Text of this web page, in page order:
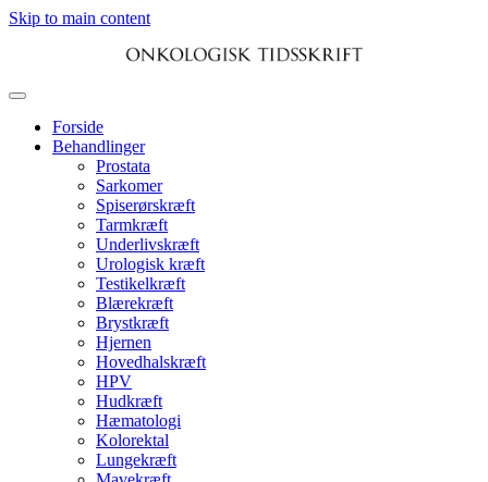
Skip to main content
Forside
Behandlinger
Prostata
Sarkomer
Spiserørskræft
Tarmkræft
Underlivskræft
Urologisk kræft
Testikelkræft
Blærekræft
Brystkræft
Hjernen
Hovedhalskræft
HPV
Hudkræft
Hæmatologi
Kolorektal
Lungekræft